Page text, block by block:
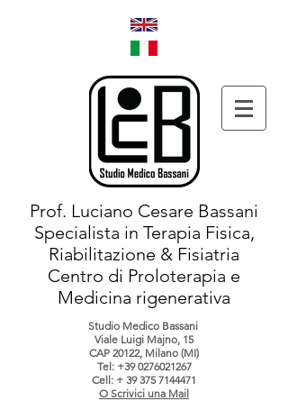
Prof. Luciano Cesare Bassani
Specialista in Terapia Fisica,
Riabilitazione & Fisiatria
Centro di Proloterapia e
Medicina rigenerativa
Studio Medico Bassani
Viale Luigi Majno, 15
CAP 20122, Milano (MI)
Tel: +39 0276021267
Cell: + 39 375 7144471
O Scrivici una Mail